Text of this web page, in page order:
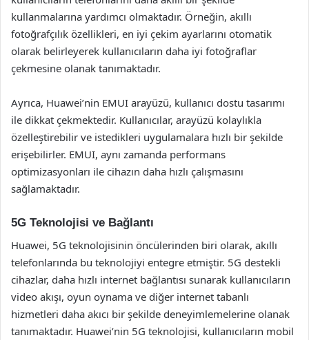
kullanmalarına yardımcı olmaktadır. Örneğin, akıllı
fotoğrafçılık özellikleri, en iyi çekim ayarlarını otomatik
olarak belirleyerek kullanıcıların daha iyi fotoğraflar
çekmesine olanak tanımaktadır.
Ayrıca, Huawei’nin EMUI arayüzü, kullanıcı dostu tasarımı
ile dikkat çekmektedir. Kullanıcılar, arayüzü kolaylıkla
özelleştirebilir ve istedikleri uygulamalara hızlı bir şekilde
erişebilirler. EMUI, aynı zamanda performans
optimizasyonları ile cihazın daha hızlı çalışmasını
sağlamaktadır.
5G Teknolojisi ve Bağlantı
Huawei, 5G teknolojisinin öncülerinden biri olarak, akıllı
telefonlarında bu teknolojiyi entegre etmiştir. 5G destekli
cihazlar, daha hızlı internet bağlantısı sunarak kullanıcıların
video akışı, oyun oynama ve diğer internet tabanlı
hizmetleri daha akıcı bir şekilde deneyimlemelerine olanak
tanımaktadır. Huawei’nin 5G teknolojisi, kullanıcıların mobil